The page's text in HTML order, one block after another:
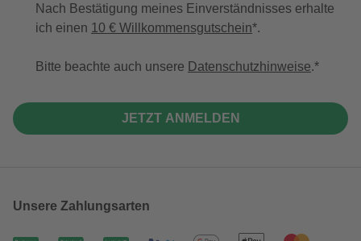
Nach Bestätigung meines Einverständnisses erhalte
ich einen 10 € Willkommensgutschein*.
Bitte beachte auch unsere Datenschutzhinweise.
JETZT ANMELDEN
Unsere Zahlungsarten